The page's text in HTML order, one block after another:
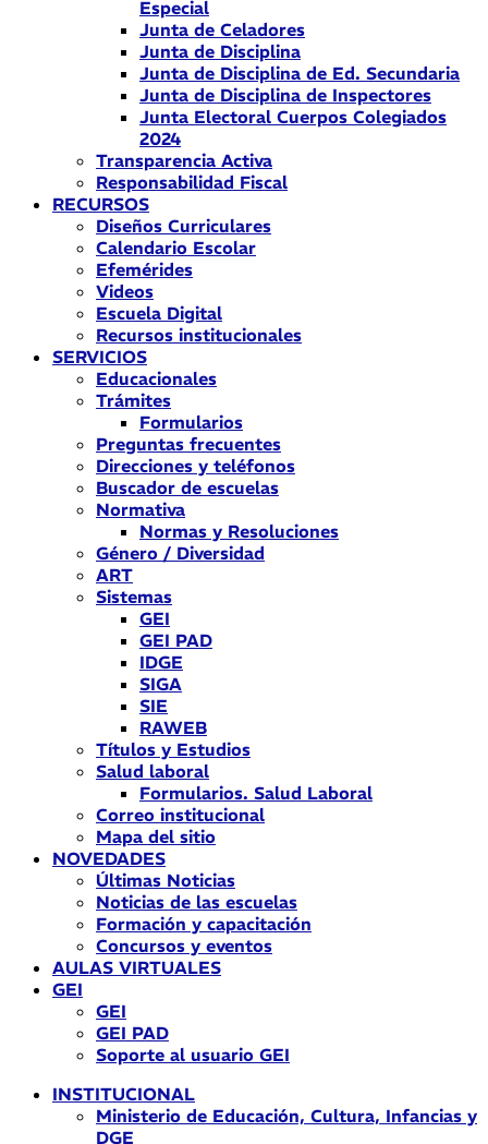
Especial
Junta de Celadores
Junta de Disciplina
Junta de Disciplina de Ed. Secundaria
Junta de Disciplina de Inspectores
Junta Electoral Cuerpos Colegiados
2024
Transparencia Activa
Responsabilidad Fiscal
RECURSOS
Diseños Curriculares
Calendario Escolar
Efemérides
Videos
Escuela Digital
Recursos institucionales
SERVICIOS
Educacionales
Trámites
Formularios
Preguntas frecuentes
Direcciones y teléfonos
Buscador de escuelas
Normativa
Normas y Resoluciones
Género / Diversidad
ART
Sistemas
GEI
GEI PAD
IDGE
SIGA
SIE
RAWEB
Títulos y Estudios
Salud laboral
Formularios. Salud Laboral
Correo institucional
Mapa del sitio
NOVEDADES
Últimas Noticias
Noticias de las escuelas
Formación y capacitación
Concursos y eventos
AULAS VIRTUALES
GEI
GEI
GEI PAD
Soporte al usuario GEI
INSTITUCIONAL
Ministerio de Educación, Cultura, Infancias y
DGE